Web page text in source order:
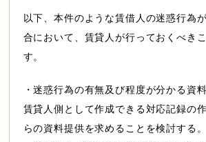
以下、本件のような賃借人の迷惑行為
合において、賃貸人が行っておくべき
す。
・迷惑行為の有無及び程度が分かる資
賃貸人側として作成できる対応記録の
らの資料提供を求めることを検討する。